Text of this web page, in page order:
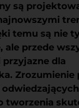
są
temu są nie
ale przede
dla
Zrozumienie
tworzenia